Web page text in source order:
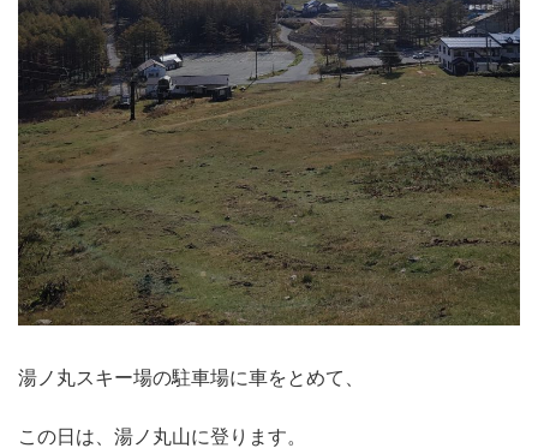
湯ノ丸スキー場の駐車場に車をとめて、
この日は、湯ノ丸山に登ります。